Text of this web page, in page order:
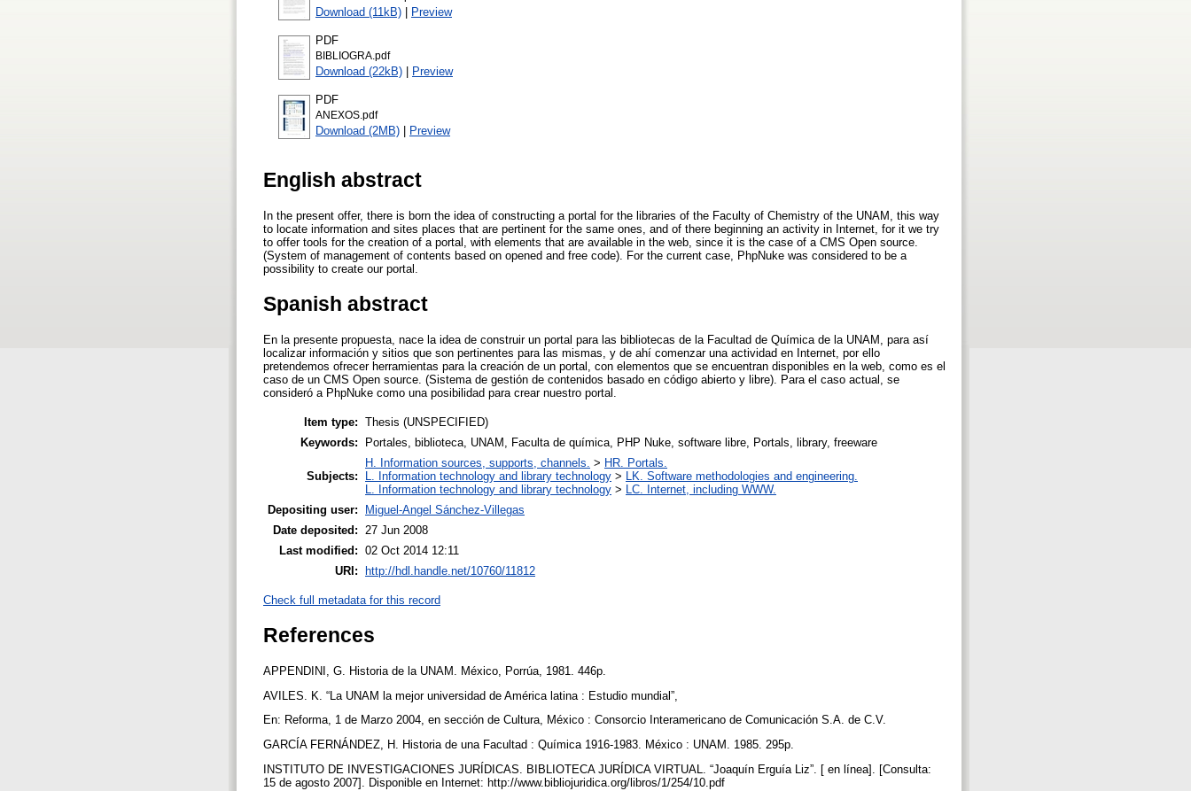
Download (11kB) | Preview
PDF
BIBLIOGRA.pdf
Download (22kB) | Preview
PDF
ANEXOS.pdf
Download (2MB) | Preview
English abstract
In the present offer, there is born the idea of constructing a portal for the libraries of the Faculty of Chemistry of the UNAM, this way
to locate information and sites places that are pertinent for the same ones, and of there beginning an activity in Internet, for it we try
to offer tools for the creation of a portal, with elements that are available in the web, since it is the case of a CMS Open source.
(System of management of contents based on opened and free code). For the current case, PhpNuke was considered to be a
possibility to create our portal.
Spanish abstract
En la presente propuesta, nace la idea de construir un portal para las bibliotecas de la Facultad de Química de la UNAM, para así
localizar información y sitios que son pertinentes para las mismas, y de ahí comenzar una actividad en Internet, por ello
pretendemos ofrecer herramientas para la creación de un portal, con elementos que se encuentran disponibles en la web, como es el
caso de un CMS Open source. (Sistema de gestión de contenidos basado en código abierto y libre). Para el caso actual, se
consideró a PhpNuke como una posibilidad para crear nuestro portal.
Item type: Thesis (UNSPECIFIED)
Keywords:
Portales, biblioteca, UNAM, Faculta de química, PHP Nuke, software libre, Portals, library, freeware
Subjects:
H. Information sources, supports, channels. > HR. Portals.
L. Information technology and library technology >
LK. Software methodologies and engineering.
L. Information technology and library technology >
LC. Internet, including WWW.
Depositing user:
Miguel-Angel Sánchez-Villegas
Date deposited:
27 Jun 2008
Last modified: 02 Oct 2014 12:11
URI:
http://hdl.handle.net/10760/11812
Check full metadata for this record
References
APPENDINI, G. Historia de la UNAM. México, Porrúa, 1981. 446p.
AVILES. K. “La UNAM la mejor universidad de América latina : Estudio mundial”,
En: Reforma, 1 de Marzo 2004, en sección de Cultura, México : Consorcio Interamericano de Comunicación S.A. de C.V.
GARCÍA FERNÁNDEZ, H. Historia de una Facultad : Química 1916-1983. México : UNAM. 1985. 295p.
INSTITUTO DE INVESTIGACIONES JURÍDICAS. BIBLIOTECA JURÍDICA VIRTUAL. “Joaquín Erguía Liz”. [ en línea]. [Consulta:
15 de agosto 2007]. Disponible en Internet: http://www.bibliojuridica.org/libros/1/254/10.pdf